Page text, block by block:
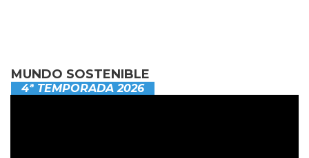
MUNDO SOSTENIBLE
4ª TEMPORADA 2026